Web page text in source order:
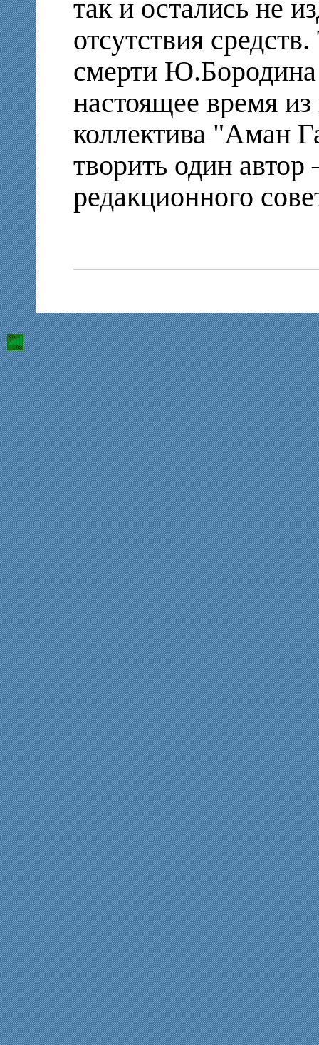
так и остались не
отсутствия
смерти
настоящее время из
коллектива "Аман
творить один
редакционного